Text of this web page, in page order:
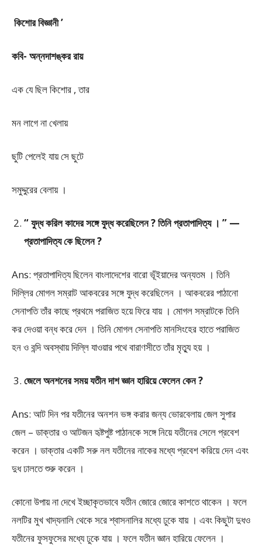
কিশোর বিজ্ঞানী ’
কবি- অন্নদাশঙ্কর রায়
এক যে ছিল কিশোর , তার
মন লাগে না খেলায়
ছুটি পেলেই যায় সে ছুটে
সমুদ্দুরের বেলায় ।
“ যুদ্ধ করিল কাদের সঙ্গে যুদ্ধ করেছিলেন ? তিনি প্রতাপাদিত্য । ” —
প্রতাপাদিত্য কে ছিলেন ?
Ans: প্রতাপাদিত্য ছিলেন বাংলাদেশের বারো ভূঁইয়াদের অন্যতম । তিনি
দিল্লির মোগল সম্রাট আকবরের সঙ্গে যুদ্ধ করেছিলেন । আকবরের পাঠানো
সেনাপতি তাঁর কাছে প্রথমে পরাজিত হয়ে ফিরে যায় । মোগল সম্রাটকে তিনি
কর দেওয়া বন্ধ করে দেন । তিনি মোগল সেনাপতি মানসিংহের হাতে পরাজিত
হন ও বন্দি অবস্থায় দিল্লি যাওয়ার পথে বারাণসীতে তাঁর মৃত্যু হয় ।
জেলে অনশনের সময় যতীন দাশ জ্ঞান হারিয়ে ফেলেন কেন ?
Ans: আট দিন পর যতীনের অনশন ভঙ্গ করার জন্য ভোরবেলায় জেল সুপার
জেল – ডাক্তার ও আটজন হৃষ্টপুষ্ট পাঠানকে সঙ্গে নিয়ে যতীনের সেলে প্রবেশ
করেন । ডাক্তার একটি সরু নল যতীনের নাকের মধ্যে প্রবেশ করিয়ে দেন এবং
দুধ ঢালতে শুরু করেন ।
কোনো উপায় না দেখে ইচ্ছাকৃতভাবে যতীন জোরে জোরে কাশতে থাকেন । ফলে
নলটির মুখ খাদ্যনালি থেকে সরে শ্বাসনালির মধ্যে ঢুকে যায় । এবং কিছুটা দুধও
যতীনের ফুসফুসের মধ্যে ঢুকে যায় । ফলে যতীন জ্ঞান হারিয়ে ফেলেন ।